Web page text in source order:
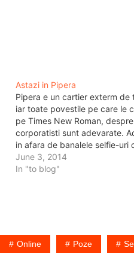
Astazi in Pipera
Pipera e un cartier exterm de
iar toate povestile pe care le
pe Times New Roman, despre
corporatisti sunt adevarate.
in afara de banalele selfie-uri
tigara si discutiile despre
tehnologie si ce naiba
June 3, 2014
In "to blog"
Online Poze